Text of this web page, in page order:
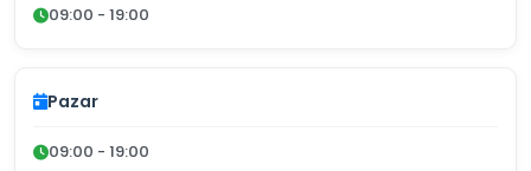
09:00 - 19:00
Pazar
09:00 - 19:00